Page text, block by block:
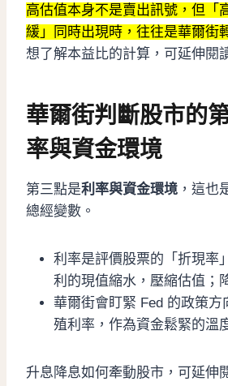
高估值本身不是賣出訊號，但「
緩」同時出現時，往往是華爾街
想了解本益比的計算，可延伸閱
華爾街判斷股市的
率與資金環境
第三點是利率與資金環境 ，這也
總經變數。
利率是評價股票的「折現率
利的現值縮水，壓縮估值；
華爾街會盯緊 Fed 的政策方
殖利率，作為資金鬆緊的溫
升息降息如何牽動股市，可延伸